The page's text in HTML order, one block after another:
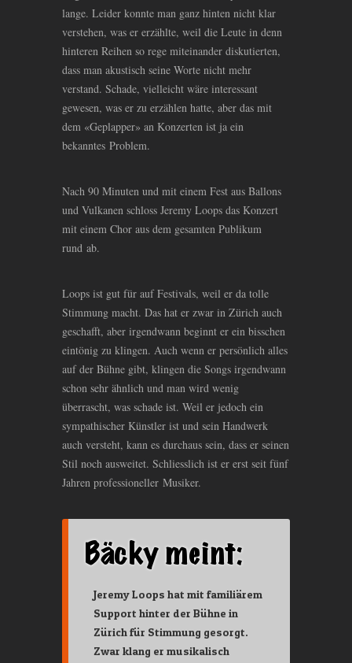
lange. Leider konnte man ganz hinten nicht klar
verstehen, was er erzählte, weil die Leute in denn
hinteren Reihen so rege miteinander diskutierten,
dass man akustisch seine Worte nicht mehr
verstand. Schade, vielleicht wäre interessant
gewesen, was er zu erzählen hatte, aber das mit
dem «Geplapper» an Konzerten ist ja ein
bekanntes Problem.
Nach 90 Minuten und mit einem Fest aus Ballons
und Vulkanen schloss Jeremy Loops das Konzert
mit einem Chor aus dem gesamten Publikum
rund ab.
Loops ist gut für auf Festivals, weil er da tolle
Stimmung macht. Das hat er zwar in Zürich auch
geschafft, aber irgendwann beginnt er ein bisschen
eintönig zu klingen. Auch wenn er persönlich alles
auf der Bühne gibt, klingen die Songs irgendwann
schon sehr ähnlich und man wird wenig
überrascht, was schade ist. Weil er jedoch ein
sympathischer Künstler ist und sein Handwerk
auch versteht, kann es durchaus sein, dass er seinen
Stil noch ausweitet. Schliesslich ist er erst seit fünf
Jahren professioneller Musiker.
Jeremy Loops hat mit familiärem
Support hinter der Bühne in
Zürich für Stimmung gesorgt.
Zwar klang er musikalisch